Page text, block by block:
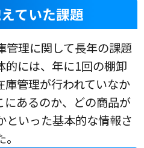
ていた課題
管理に関して長年の課題
的には、年に1回の棚卸
庫管理が行われていなか
にあるのか、どの商品が
といった基本的な情報さ